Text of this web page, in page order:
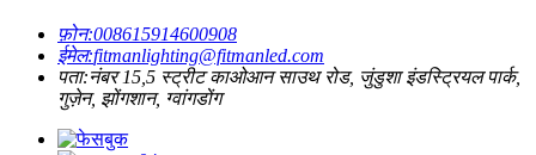
फ़ोन:008615914600908
ईमेल:fitmanlighting@fitmanled.com
पता:नंबर 15,5 स्ट्रीट काओआन साउथ रोड, जुंडुशा इंडस्ट्रियल पार्क,
गुज़ेन, झोंगशान, ग्वांगडोंग